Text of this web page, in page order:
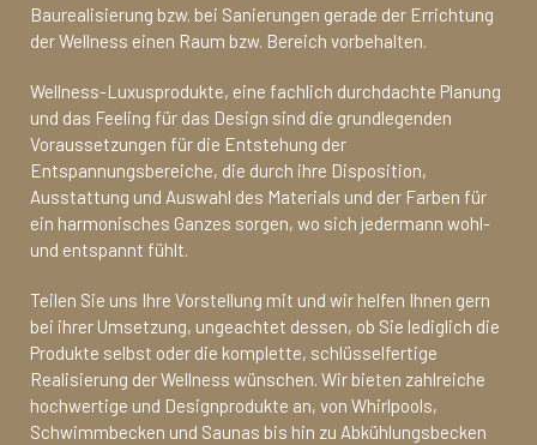
Baurealisierung bzw. bei Sanierungen gerade der Errichtung
der Wellness einen Raum bzw. Bereich vorbehalten.
Wellness-Luxusprodukte, eine fachlich durchdachte Planung
und das Feeling für das Design sind die grundlegenden
Voraussetzungen für die Entstehung der
Entspannungsbereiche, die durch ihre Disposition,
Ausstattung und Auswahl des Materials und der Farben für
ein harmonisches Ganzes sorgen, wo sich jedermann wohl-
und entspannt fühlt.
Teilen Sie uns Ihre Vorstellung mit und wir helfen Ihnen gern
bei ihrer Umsetzung, ungeachtet dessen, ob Sie lediglich die
Produkte selbst oder die komplette, schlüsselfertige
Realisierung der Wellness wünschen. Wir bieten zahlreiche
hochwertige und Designprodukte an, von Whirlpools,
Schwimmbecken und Saunas bis hin zu Abkühlungsbecken